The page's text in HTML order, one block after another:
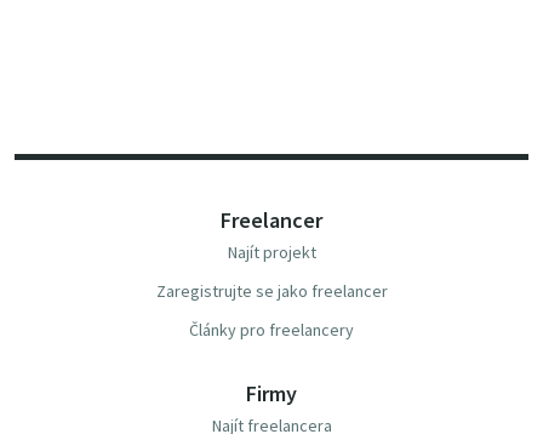
Freelancer
Najít projekt
Zaregistrujte se jako freelancer
Články pro freelancery
Firmy
Najít freelancera